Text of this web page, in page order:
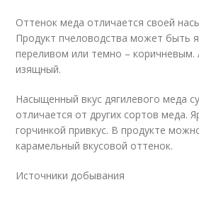
Оттенок меда отличается своей
Продукт пчеловодства может быть
переливом или темно – коричневым.
изящный.
Насыщенный вкус дягилевого меда
отличается от других сортов меда.
горчинкой привкус. В продукте
карамельный вкусовой оттенок.
Источники добывания